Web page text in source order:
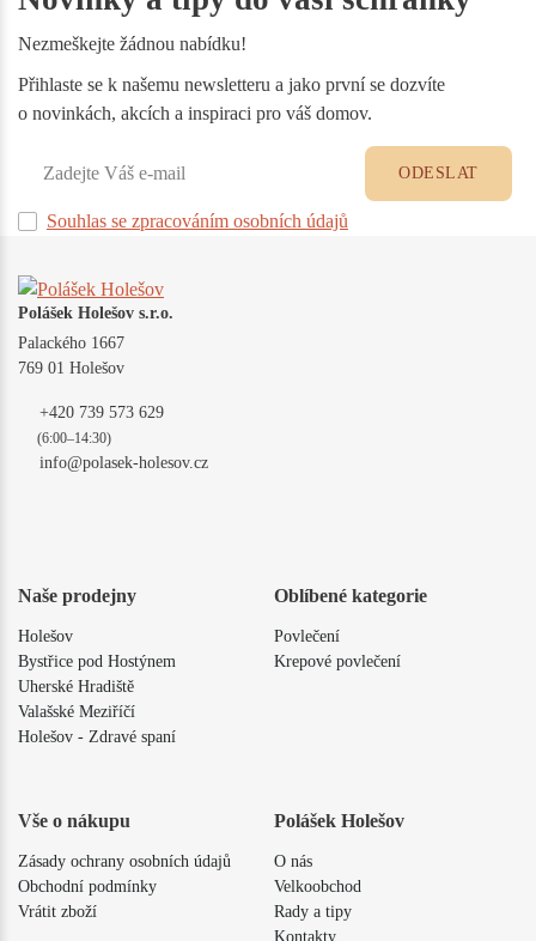
Nezmeškejte žádnou nabídku!
Přihlaste se k našemu newsletteru a jako první se dozvíte
o novinkách, akcích a inspiraci pro váš domov.
Souhlas se zpracováním osobních údajů
ODESLAT
Polášek Holešov s.r.o.
Palackého 1667
769 01 Holešov
+420 739 573 629
(6:00–14:30)
info@polasek-holesov.cz
Naše prodejny
Holešov
Bystřice pod Hostýnem
Uherské Hradiště
Valašské Meziříčí
Holešov - Zdravé spaní
Oblíbené kategorie
Povlečení
Krepové povlečení
Vše o nákupu
Zásady ochrany osobních údajů
Obchodní podmínky
Vrátit zboží
Polášek Holešov
O nás
Velkoobchod
Rady a tipy
Kontakty